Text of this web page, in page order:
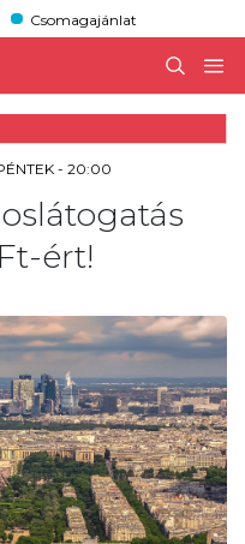
Csomagajánlat
- 20:00
ért!